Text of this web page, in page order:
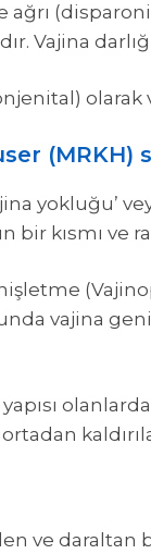
ağrı
Vajina
(MRKH)
yokluğu’
bir kısmı ve
vajina
olanlarda
ve